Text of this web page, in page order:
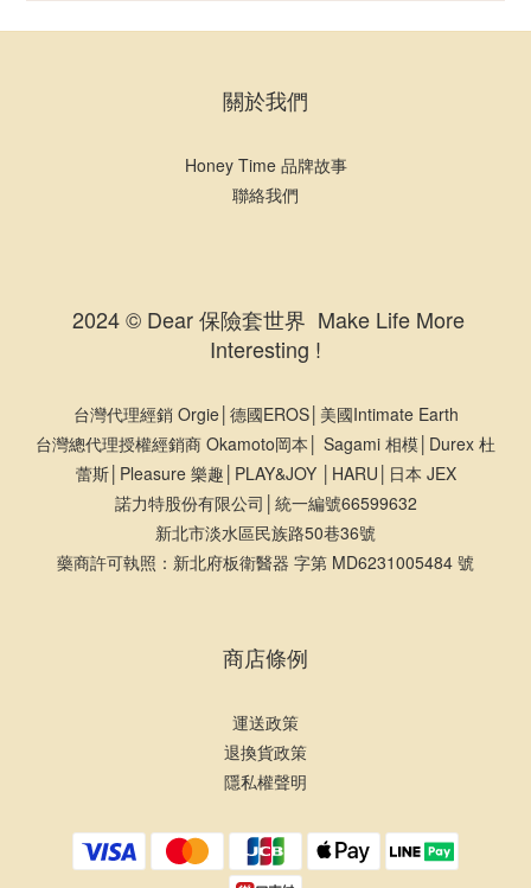
關於我們
Honey Time 品牌故事
聯絡我們
2024 © Dear 保險套世界 Make Life More
Interesting !
台灣代理經銷 Orgie│德國EROS│美國Intimate Earth
台灣總代理授權經銷商 Okamoto岡本│ Sagami 相模│Durex 杜
蕾斯│Pleasure 樂趣│PLAY&JOY │HARU│日本 JEX
諾力特股份有限公司│統一編號66599632
新北市淡水區民族路50巷36號
藥商許可執照：新北府板衛醫器 字第 MD6231005484 號
商店條例
運送政策
退換貨政策
隱私權聲明